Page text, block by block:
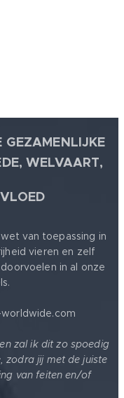
GEZAMENLIJKE
WELVAART,
van toepassing in
vieren en zelf
in al onze
zal ik dit zo spoedig
zodra jij met de juiste
van feiten en/of